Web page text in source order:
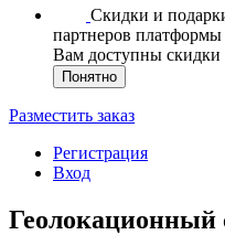
Скидки и
партнеров платформы
Вам доступны скидки
Понятно
Разместить заказ
Регистрация
Вход
Геолокационный